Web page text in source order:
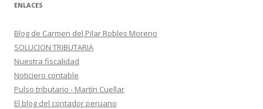
ENLACES
Blog de Carmen del Pilar Robles Moreno
SOLUCION TRIBUTARIA
Nuestra fiscalidad
Noticiero contable
Pulso tributario - Martín Cuellar
El blog del contador peruano